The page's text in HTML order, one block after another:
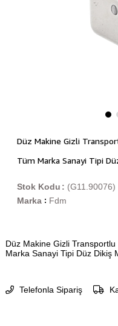
Düz Makine Gizli
Tüm Marka Sanayi Tipi
(G11.90076)
Stok Kodu
Marka : Fdm
Düz Makine Gizli
Marka Sanayi Tipi Düz Dikiş
Telefonla Sipariş